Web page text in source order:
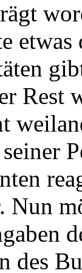
Rest
Nun
des